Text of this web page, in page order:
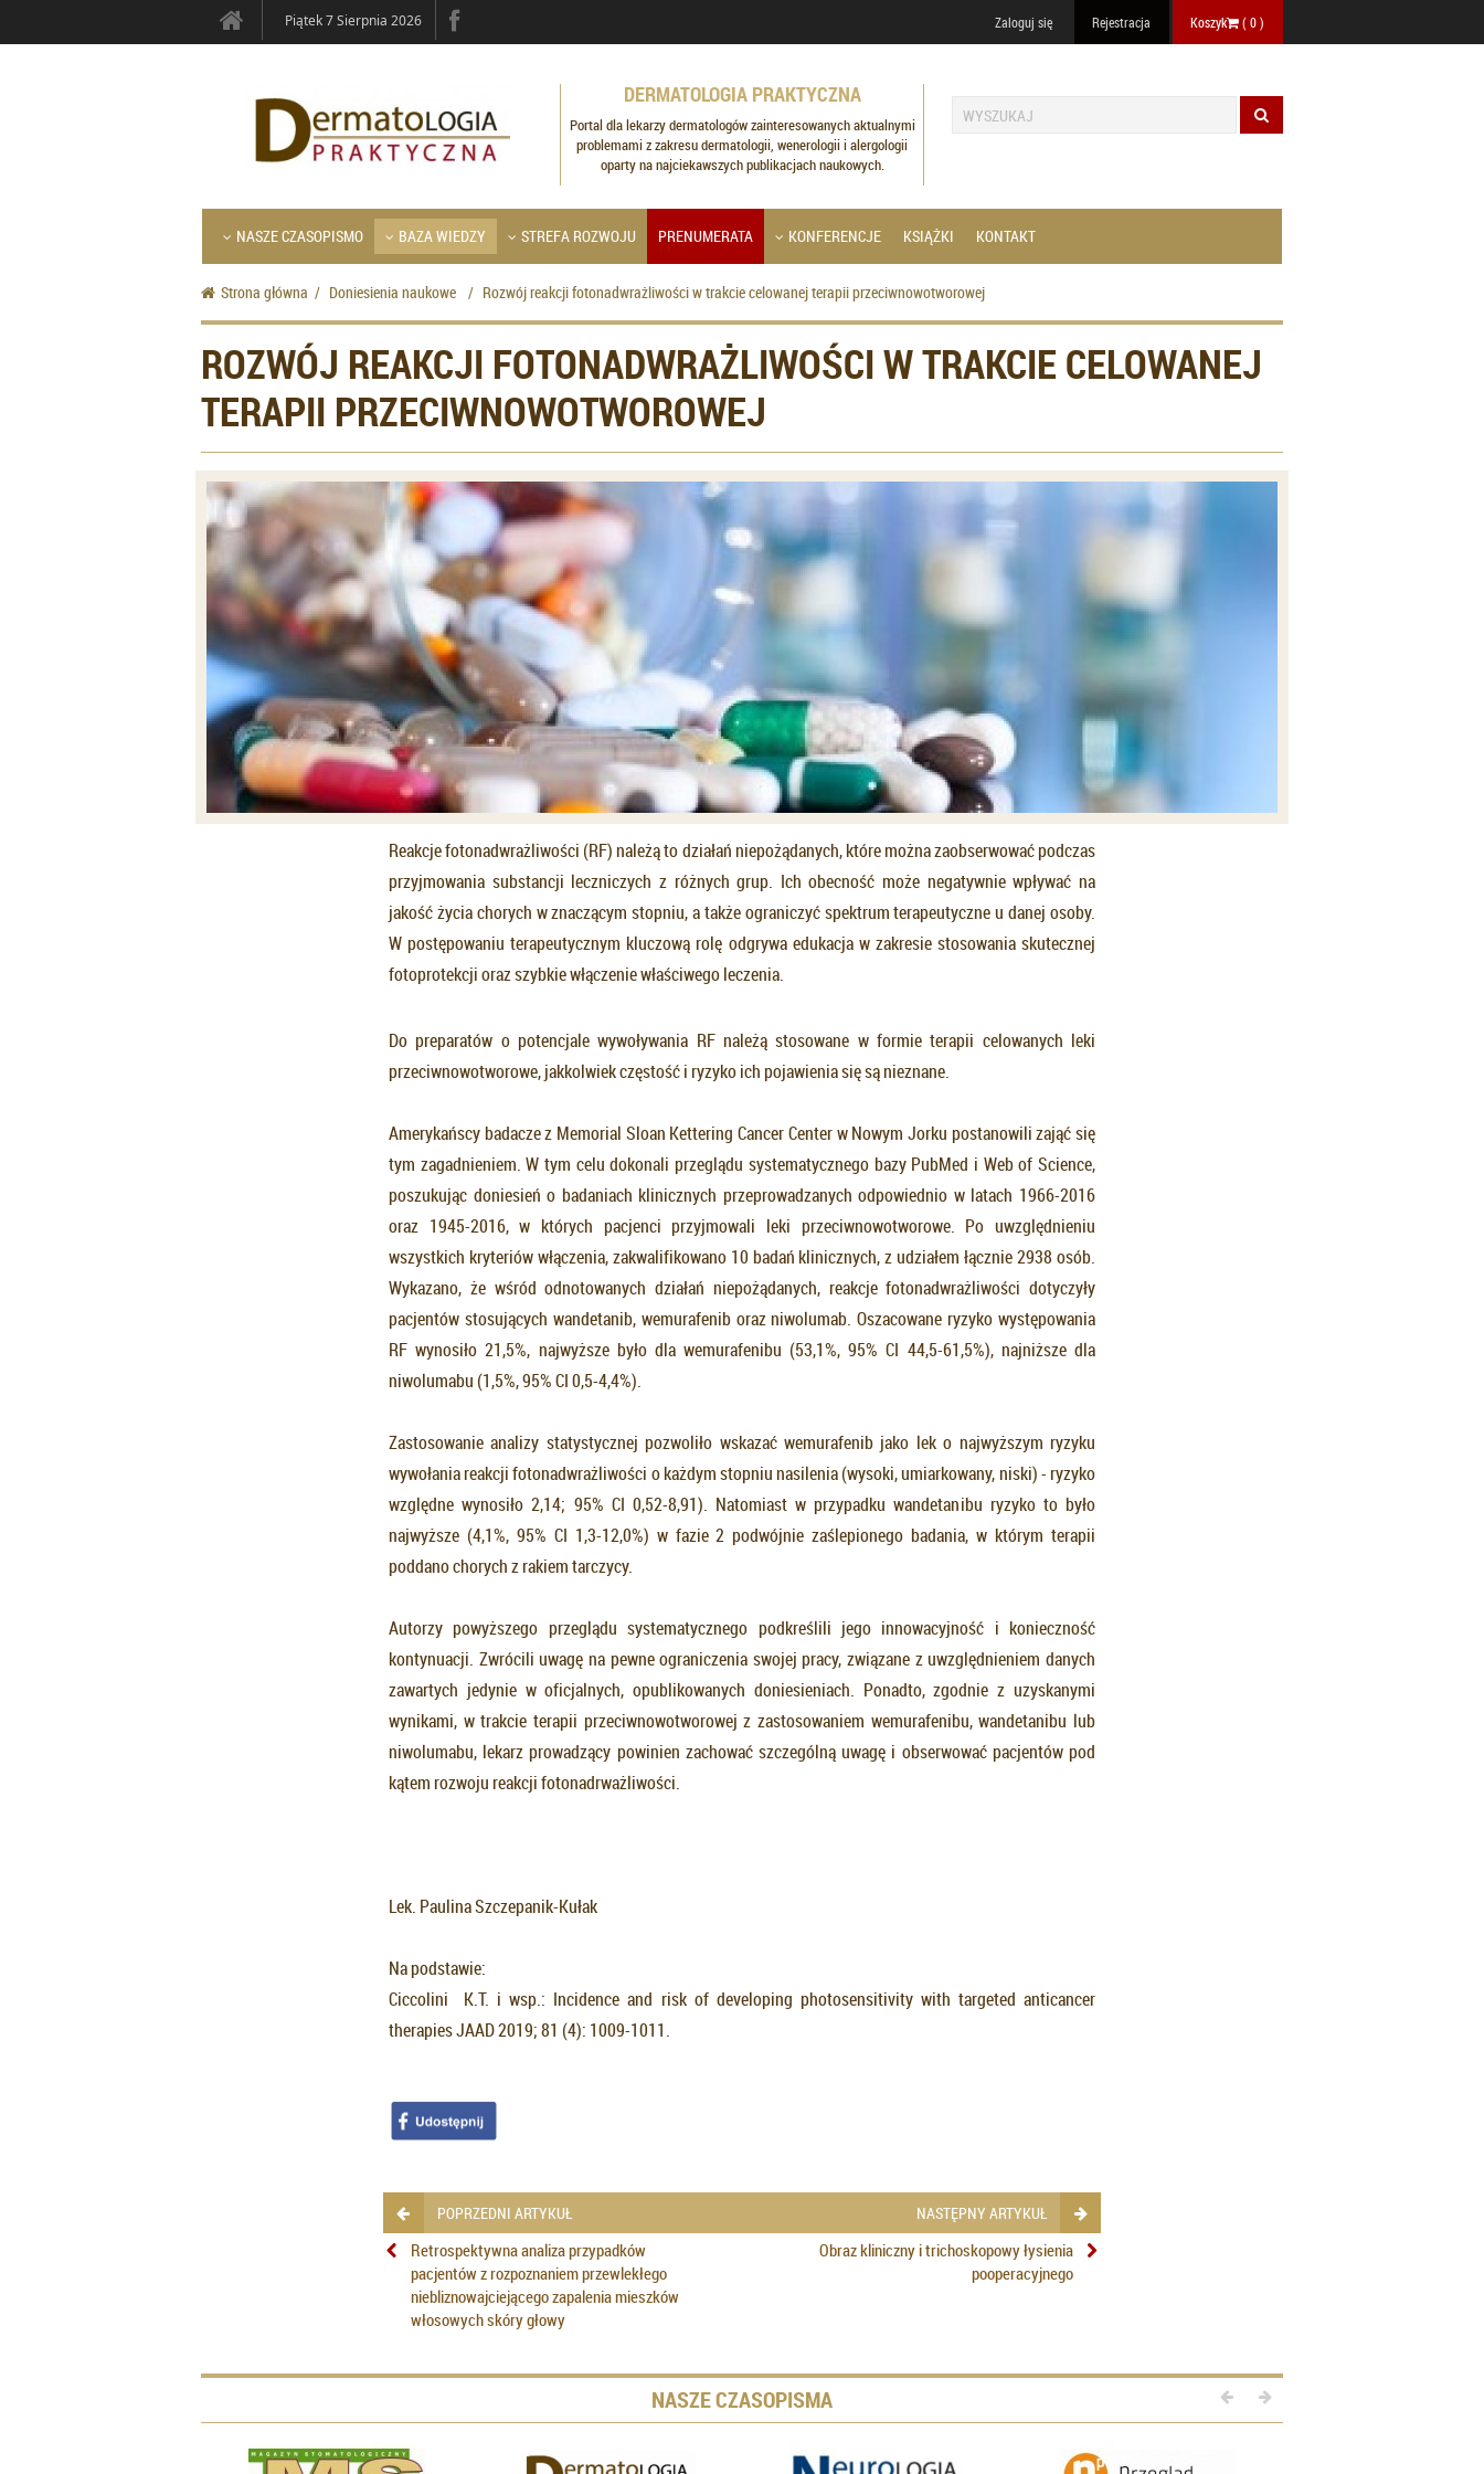
Piątek 7 Sierpnia 2026 Zaloguj się Rejestracja Koszyk (0)
DERMATOLOGIA PRAKTYCZNA
Portal dla lekarzy dermatologów zainteresowanych aktualnymi
problemami z zakresu dermatologii, wenerologii i alergologii
oparty na najciekawszych publikacjach naukowych.
NASZE CZASOPISMO BAZA WIEDZY STREFA ROZWOJU PRENUMERATA KONFERENCJE KSIĄŻKI KONTAKT
Strona główna / Doniesienia naukowe / Rozwój reakcji fotonadwrażliwości w trakcie celowanej terapii przeciwnowotworowej
ROZWÓJ REAKCJI FOTONADWRAŻLIWOŚCI W TRAKCIE CELOWANEJ
TERAPII PRZECIWNOWOTWOROWEJ
Reakcje fotonadwrażliwości (RF) należą to działań niepożądanych, które można zaobserwować podczas
przyjmowania substancji leczniczych z różnych grup. Ich obecność może negatywnie wpływać na
jakość życia chorych w znaczącym stopniu, a także ograniczyć spektrum terapeutyczne u danej osoby.
W postępowaniu terapeutycznym kluczową rolę odgrywa edukacja w zakresie stosowania skutecznej
fotoprotekcji oraz szybkie włączenie właściwego leczenia.
Do preparatów o potencjale wywoływania RF należą stosowane w formie terapii celowanych leki
przeciwnowotworowe, jakkolwiek częstość i ryzyko ich pojawienia się są nieznane.
Amerykańscy badacze z Memorial Sloan Kettering Cancer Center w Nowym Jorku postanowili zająć się
tym zagadnieniem. W tym celu dokonali przeglądu systematycznego bazy PubMed i Web of Science,
poszukując doniesień o badaniach klinicznych przeprowadzanych odpowiednio w latach 1966-2016
oraz 1945-2016, w których pacjenci przyjmowali leki przeciwnowotworowe. Po uwzględnieniu
wszystkich kryteriów włączenia, zakwalifikowano 10 badań klinicznych, z udziałem łącznie 2938 osób.
Wykazano, że wśród odnotowanych działań niepożądanych, reakcje fotonadwrażliwości dotyczyły
pacjentów stosujących wandetanib, wemurafenib oraz niwolumab. Oszacowane ryzyko występowania
RF wynosiło 21,5%, najwyższe było dla wemurafenibu (53,1%, 95% CI 44,5-61,5%), najniższe dla
niwolumabu (1,5%, 95% CI 0,5-4,4%).
Zastosowanie analizy statystycznej pozwoliło wskazać wemurafenib jako lek o najwyższym ryzyku
wywołania reakcji fotonadwrażliwości o każdym stopniu nasilenia (wysoki, umiarkowany, niski) - ryzyko
względne wynosiło 2,14; 95% CI 0,52-8,91). Natomiast w przypadku wandetanibu ryzyko to było
najwyższe (4,1%, 95% CI 1,3-12,0%) w fazie 2 podwójnie zaślepionego badania, w którym terapii
poddano chorych z rakiem tarczycy.
Autorzy powyższego przeglądu systematycznego podkreślili jego innowacyjność i konieczność
kontynuacji. Zwrócili uwagę na pewne ograniczenia swojej pracy, związane z uwzględnieniem danych
zawartych jedynie w oficjalnych, opublikowanych doniesieniach. Ponadto, zgodnie z uzyskanymi
wynikami, w trakcie terapii przeciwnowotworowej z zastosowaniem wemurafenibu, wandetanibu lub
niwolumabu, lekarz prowadzący powinien zachować szczególną uwagę i obserwować pacjentów pod
kątem rozwoju reakcji fotonadrważliwości.
Lek. Paulina Szczepanik-Kułak
Na podstawie:
Ciccolini K.T. i wsp.: Incidence and risk of developing photosensitivity with targeted anticancer
therapies JAAD 2019; 81 (4): 1009-1011.
POPRZEDNI ARTYKUŁ NASTĘPNY ARTYKUŁ
Retrospektywna analiza przypadków
pacjentów z rozpoznaniem przewlekłego
niebliznowajciejącego zapalenia mieszków
włosowych skóry głowy
Obraz kliniczny i trichoskopowy łysienia
pooperacyjnego
NASZE CZASOPISMA